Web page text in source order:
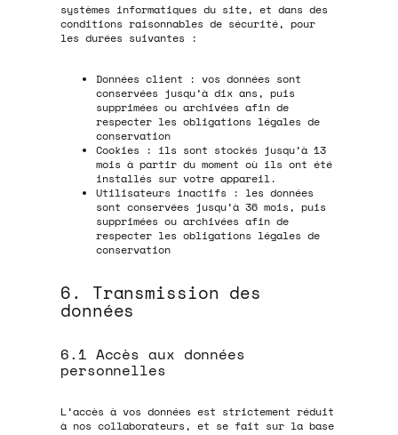
systèmes informatiques du site, et dans des
conditions raisonnables de sécurité, pour
les durées suivantes :
Données client : vos données sont
conservées jusqu’à dix ans, puis
supprimées ou archivées afin de
respecter les obligations légales de
conservation
Cookies : ils sont stockés jusqu’à 13
mois à partir du moment où ils ont été
installés sur votre appareil.
Utilisateurs inactifs : les données
sont conservées jusqu’à 36 mois, puis
supprimées ou archivées afin de
respecter les obligations légales de
conservation
6. Transmission des
données
6.1 Accès aux données
personnelles
L’accès à vos données est strictement réduit
à nos collaborateurs, et se fait sur la base